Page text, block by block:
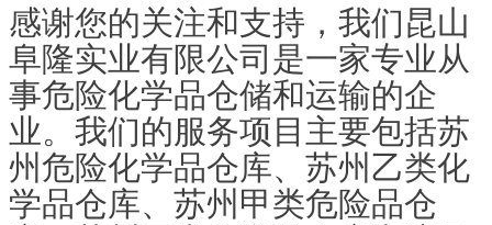
感谢您的关注和支持，我们昆山
阜隆实业有限公司是一家专业从
事危险化学品仓储和运输的企
业。我们的服务项目主要包括苏
州危险化学品仓库、苏州乙类化
学品仓库、苏州甲类危险品仓